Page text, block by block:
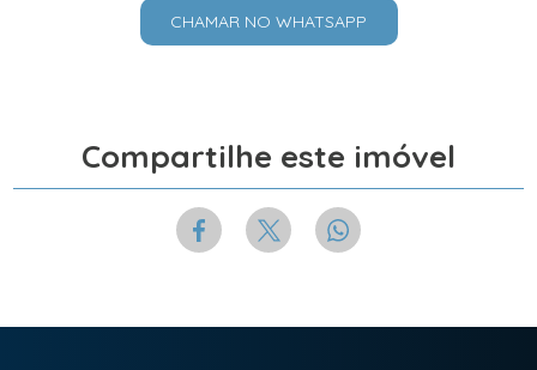
CHAMAR NO WHATSAPP
Compartilhe este imóvel